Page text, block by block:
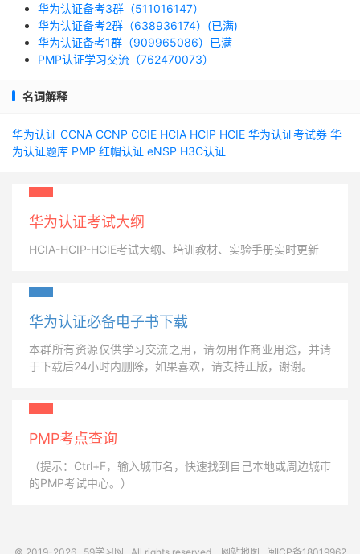
华为认证备考3群（511016147）
华为认证备考2群（638936174）(已满)
华为认证备考1群（909965086）已满
PMP认证学习交流（762470073）
名词解释
华为认证 CCNA CCNP CCIE HCIA HCIP HCIE 华为认证考试券 华
为认证题库 PMP 红帽认证 eNSP H3C认证
华为认证考试大纲
HCIA-HCIP-HCIE考试大纲、培训教材、实验手册实时更新
华为认证必备电子书下载
本群所有资源仅供学习交流之用，请勿用作商业用途，并请
于下载后24小时内删除，如果喜欢，请支持正版，谢谢。
PMP考点查询
（提示：Ctrl+F，输入城市名，快速找到自己本地或周边城市
的PMP考试中心。）